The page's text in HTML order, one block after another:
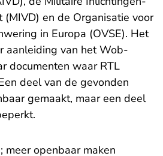
en de Organisatie voor
in Europa (OVSE). Het
aanleiding van het Wob-
documenten waar RTL
deel van de gevonden
gemaakt, maar een deel
meer openbaar maken